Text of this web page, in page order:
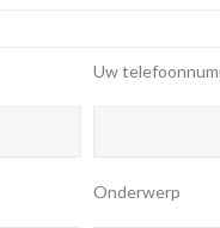
Uw
Onderwerp